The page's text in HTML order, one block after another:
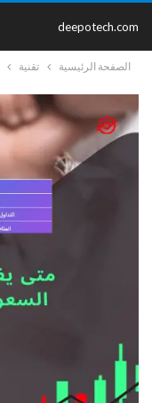
deepotech.com
الصفحة الرئيسية تقنية